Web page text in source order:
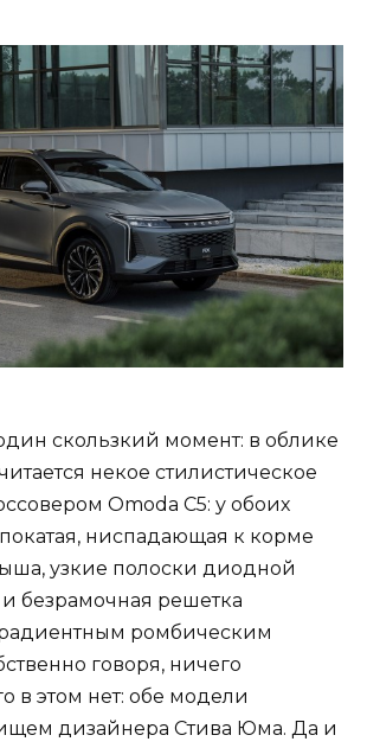
скользкий момент: в облике
некое стилистическое
Omoda C5: у обоих
ниспадающая к корме
узкие полоски диодной
безрамочная решетка
ромбическим
говоря, ничего
в этом нет: обе модели
дизайнера Стива Юма. Да и